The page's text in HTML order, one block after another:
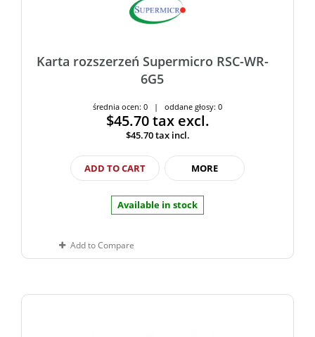
Karta rozszerzeń Supermicro RSC-WR-
6G5
średnia ocen: 0 | oddane głosy: 0
$45.70tax excl.
$45.70tax incl.
ADD TO CART MORE
Available in stock
Add to Compare